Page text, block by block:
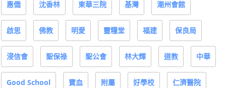
惠僑 沈香林 東華三院 基灣 潮州會館
啟思 佛教 明愛 靈糧堂 福建 保良局
浸信會 聖保祿 聖公會 林大輝 道教 中華
Good School 寶血 附屬 好學校 仁濟醫院